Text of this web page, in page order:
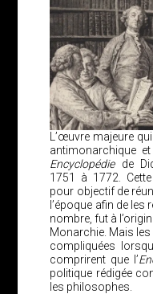
L’œuvre majeure
antimonarchique
Encyclopédiede
1751 à 1772.
pour objectif de
l’époque afin de
nombre, fut à
Monarchie. Mais
compliquées
comprirent que l’
politique rédigée
les philosophes.